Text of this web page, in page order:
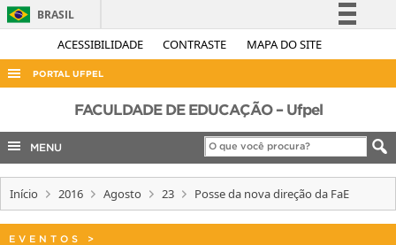
ACESSIBILIDADE CONTRASTE MAPA DO SITE
BRASIL
Simplifique!
Acesso à informação
Legislação
Canais
PORTAL UFPEL
ACESSO À INFORMAÇÃO
AUDITORIA
COBALTO
CONCURSOS
EDITAIS
FACULDADE DE EDUCAÇÃO – Ufpel
MENU
Início 2016 Agosto 23 Posse da nova direção da FaE
EVENTOS >